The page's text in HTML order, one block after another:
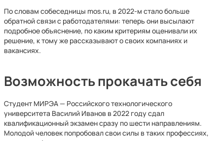
По словам собеседницы mos.ru, в 2022-м стало больше
обратной связи с работодателями: теперь они высылают
подробное объяснение, по каким критериям оценивали их
решение, к тому же рассказывают о своих компаниях и
вакансиях.
Возможность прокачать себя
Студент МИРЭА — Российского технологического
университета Василий Иванов в 2022 году сдал
квалификационный экзамен сразу по шести направлениям.
Молодой человек попробовал свои силы в таких профессиях,